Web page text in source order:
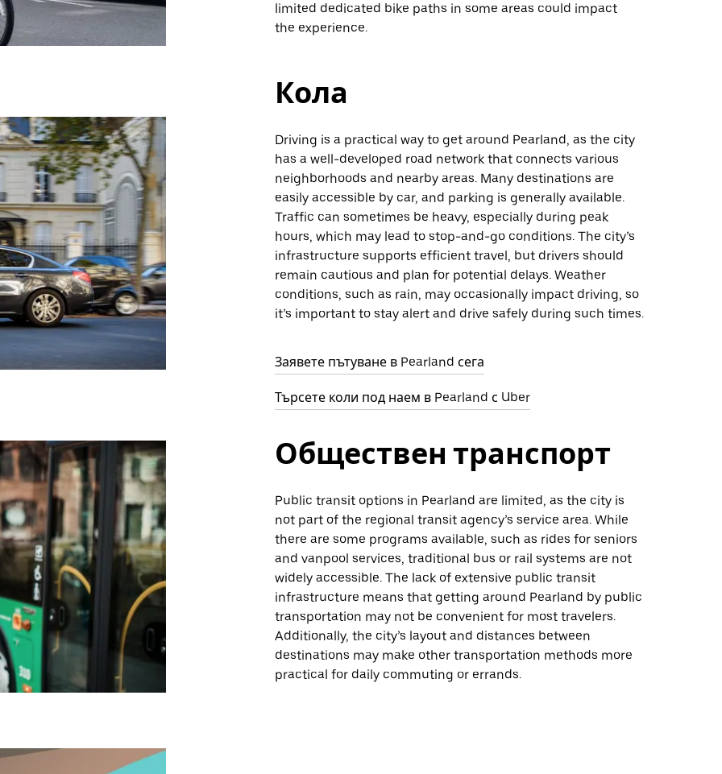
limited dedicated bike paths in some areas could impact
the experience.
Кола
Driving is a practical way to get around Pearland, as the city
has a well-developed road network that connects various
neighborhoods and nearby areas. Many destinations are
easily accessible by car, and parking is generally available.
Traffic can sometimes be heavy, especially during peak
hours, which may lead to stop-and-go conditions. The city’s
infrastructure supports efficient travel, but drivers should
remain cautious and plan for potential delays. Weather
conditions, such as rain, may occasionally impact driving, so
it’s important to stay alert and drive safely during such times.
Заявете пътуване в Pearland сега
Търсете коли под наем в Pearland с Uber
Обществен транспорт
Public transit options in Pearland are limited, as the city is
not part of the regional transit agency’s service area. While
there are some programs available, such as rides for seniors
and vanpool services, traditional bus or rail systems are not
widely accessible. The lack of extensive public transit
infrastructure means that getting around Pearland by public
transportation may not be convenient for most travelers.
Additionally, the city’s layout and distances between
destinations may make other transportation methods more
practical for daily commuting or errands.